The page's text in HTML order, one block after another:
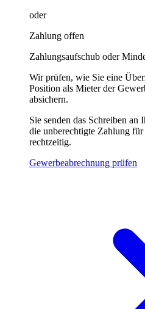
oder
Zahlung offen
Zahlungsaufschub oder
Wir prüfen, wie Sie eine
Position als Mieter der
absichern.
Sie senden das Schreiben
die unberechtigte Zahlung
rechtzeitig.
Gewerbeabrechnung prüfen